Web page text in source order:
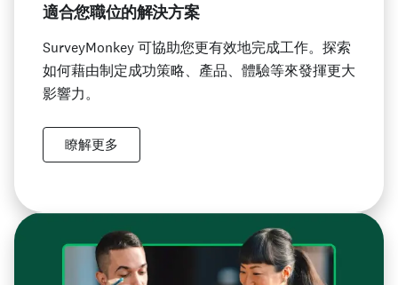
適合您職位的解決方案
SurveyMonkey 可協助您更有效地完成工作。探索
如何藉由制定成功策略、產品、體驗等來發揮更大
影響力。
瞭解更多